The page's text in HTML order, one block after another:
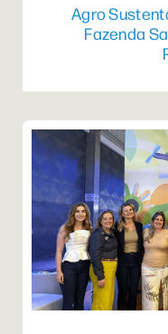
Agro
Fazenda